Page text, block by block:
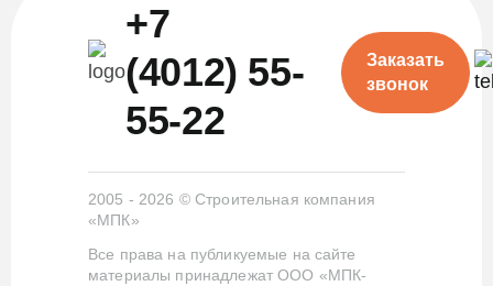
+7
(4012) 55-
55-22
Заказать
звонок
2005 - 2026 © Строительная компания
«МПК»
Все права на публикуемые на сайте
материалы принадлежат ООО «МПК-